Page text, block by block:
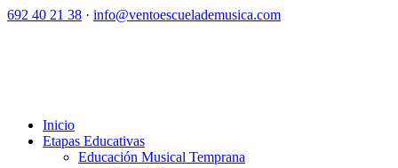
692 40 21 38 · info@ventoescuelademusica.com
Inicio
Etapas Educativas
Educación Musical Temprana